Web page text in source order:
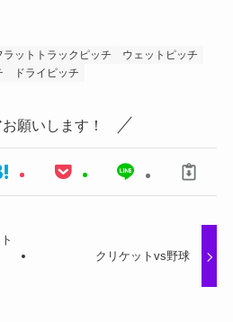
ラットトラックピッチ
ウェットピッチ
ドライピッチ
願いします！
クリケットvs野球